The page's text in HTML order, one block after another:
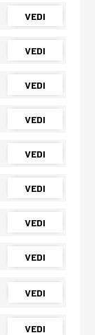
VEDI
VEDI
VEDI
VEDI
VEDI
VEDI
VEDI
VEDI
VEDI
VEDI